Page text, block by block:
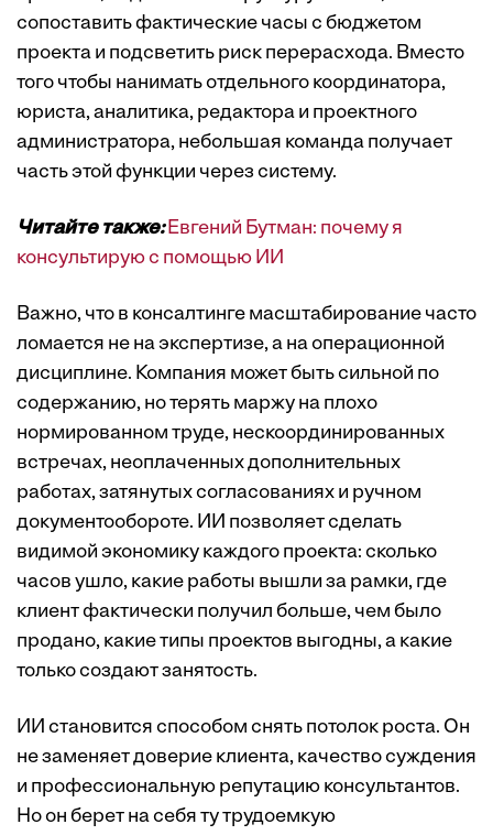
сопоставить фактические часы с бюджетом
проекта и подсветить риск перерасхода. Вместо
того чтобы нанимать отдельного координатора,
юриста, аналитика, редактора и проектного
администратора, небольшая команда получает
часть этой функции через систему.
Читайте также: Евгений Бутман: почему я
консультирую с помощью ИИ
Важно, что в консалтинге масштабирование часто
ломается не на экспертизе, а на операционной
дисциплине. Компания может быть сильной по
содержанию, но терять маржу на плохо
нормированном труде, нескоординированных
встречах, неоплаченных дополнительных
работах, затянутых согласованиях и ручном
документообороте. ИИ позволяет сделать
видимой экономику каждого проекта: сколько
часов ушло, какие работы вышли за рамки, где
клиент фактически получил больше, чем было
продано, какие типы проектов выгодны, а какие
только создают занятость.
ИИ становится способом снять потолок роста. Он
не заменяет доверие клиента, качество суждения
и профессиональную репутацию консультантов.
Но он берет на себя ту трудоемкую